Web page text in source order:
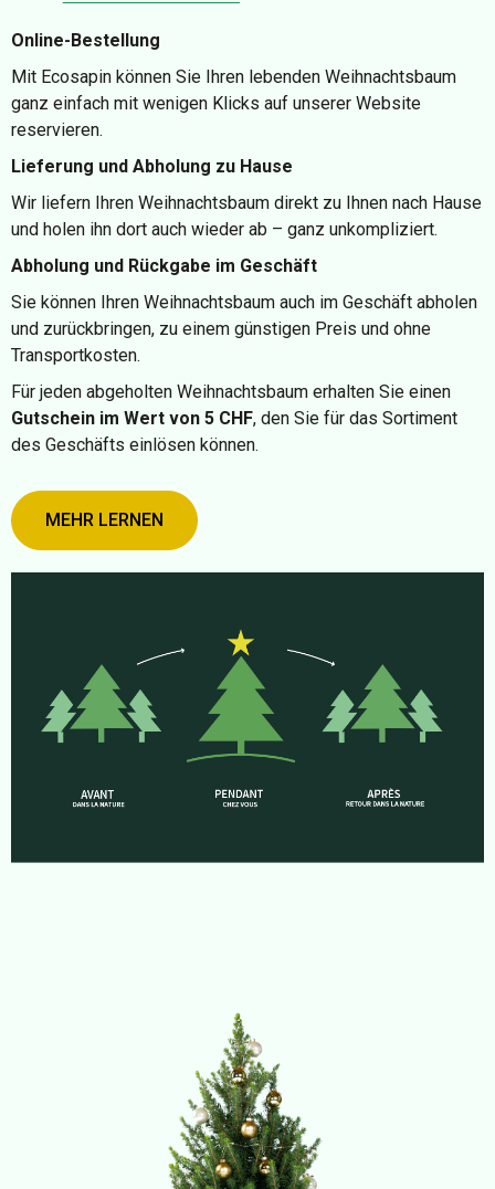
Online-Bestellung
Mit Ecosapin können Sie Ihren lebenden Weihnachtsbaum
ganz einfach mit wenigen Klicks auf unserer Website
reservieren.
Lieferung und Abholung zu Hause
Wir liefern Ihren Weihnachtsbaum direkt zu Ihnen nach Hause
und holen ihn dort auch wieder ab – ganz unkompliziert.
Abholung und Rückgabe im Geschäft
Sie können Ihren Weihnachtsbaum auch im Geschäft abholen
und zurückbringen, zu einem günstigen Preis und ohne
Transportkosten.
Für jeden abgeholten Weihnachtsbaum erhalten Sie einen
Gutschein im Wert von 5 CHF, den Sie für das Sortiment
des Geschäfts einlösen können.
MEHR LERNEN